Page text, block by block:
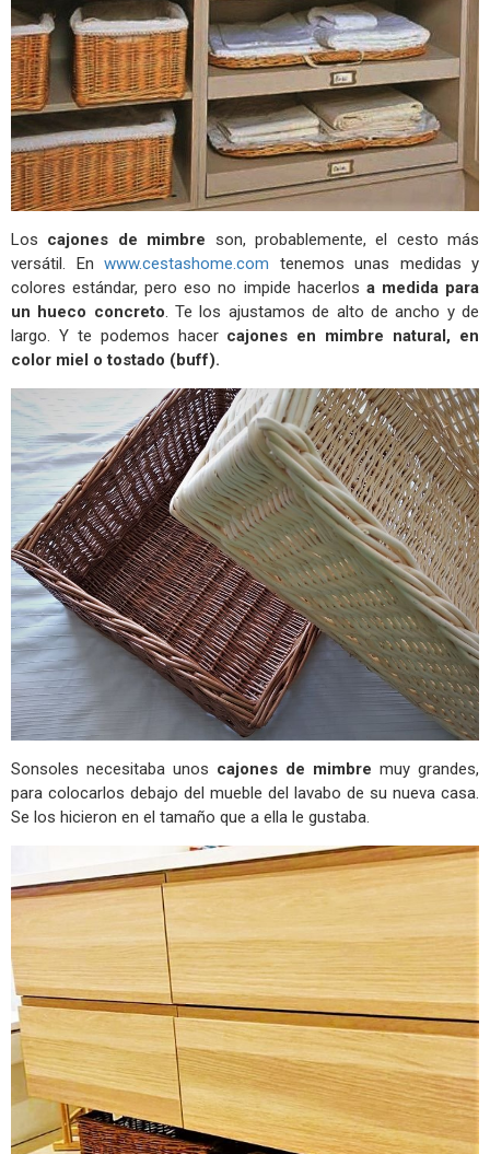
Los cajones de mimbre son, probablemente, el cesto más
versátil. En www.cestashome.com tenemos unas medidas y
colores estándar, pero eso no impide hacerlos a medida para
un hueco concreto. Te los ajustamos de alto de ancho y de
largo. Y te podemos hacer cajones en mimbre natural, en
color miel o tostado (buff).
Sonsoles necesitaba unos cajones de mimbre muy grandes,
para colocarlos debajo del mueble del lavabo de su nueva casa.
Se los hicieron en el tamaño que a ella le gustaba.